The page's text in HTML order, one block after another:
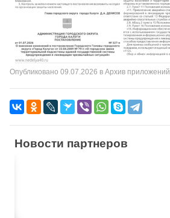
Опубликовано 09.07.2026 в Архив приложений
Новости партнеров